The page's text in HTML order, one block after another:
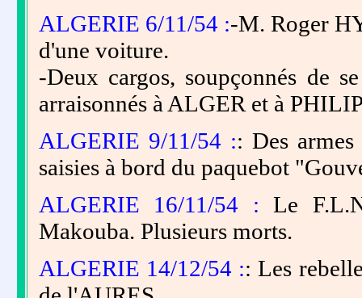
ALGERIE 6/11/54 :-M. Roger
d'une voiture.
-Deux cargos, soupçonnés de
arraisonnés à ALGER et à
ALGERIE 9/11/54 :: Des
saisies à bord du paquebot
ALGERIE 16/11/54 : Le
Makouba. Plusieurs morts.
ALGERIE 14/12/54 :: Les